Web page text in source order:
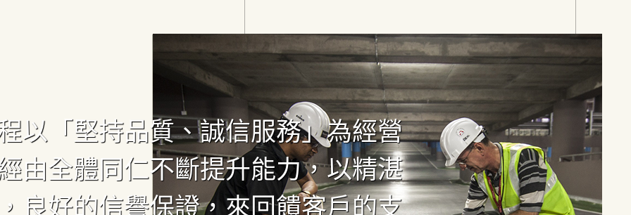
以「堅持品質、誠信服務」為經營
由全體同仁不斷提升能力，以精湛
良好的信譽保證，來回饋客戶的支